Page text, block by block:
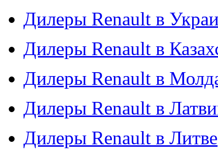
Дилеры Renault в
Дилеры Renault в
Дилеры Renault в
Дилеры Renault в
Дилеры Renault в Литве